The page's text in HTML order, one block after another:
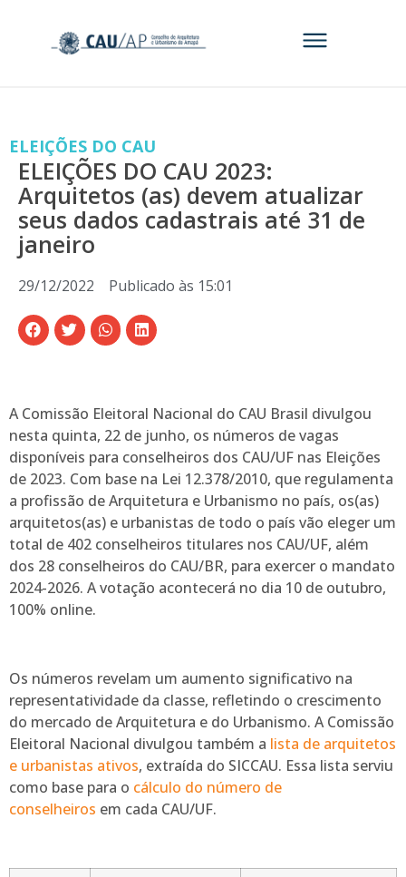
ELEIÇÕES DO CAU
ELEIÇÕES DO CAU 2023:
Arquitetos (as) devem atualizar
seus dados cadastrais até 31 de
janeiro
29/12/2022 Publicado às 15:01
A Comissão Eleitoral Nacional do CAU Brasil divulgou
nesta quinta, 22 de junho, os números de vagas
disponíveis para conselheiros dos CAU/UF nas Eleições
de 2023. Com base na Lei 12.378/2010, que regulamenta
a profissão de Arquitetura e Urbanismo no país, os(as)
arquitetos(as) e urbanistas de todo o país vão eleger um
total de 402 conselheiros titulares nos CAU/UF, além
dos 28 conselheiros do CAU/BR, para exercer o mandato
2024-2026. A votação acontecerá no dia 10 de outubro,
100% online.
Os números revelam um aumento significativo na
representatividade da classe, refletindo o crescimento
do mercado de Arquitetura e do Urbanismo. A Comissão
Eleitoral Nacional divulgou também a lista de arquitetos
e urbanistas ativos, extraída do SICCAU. Essa lista serviu
como base para o cálculo do número de
conselheiros em cada CAU/UF.